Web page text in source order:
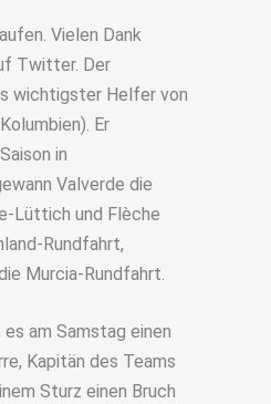
Vielen Dank
Twitter. Der
wichtigster Helfer von
Er
in
Valverde die
Lüttich und Flèche
Rundfahrt,
Murcia-Rundfahrt.
am Samstag einen
Kapitän des Teams
Sturz einen Bruch